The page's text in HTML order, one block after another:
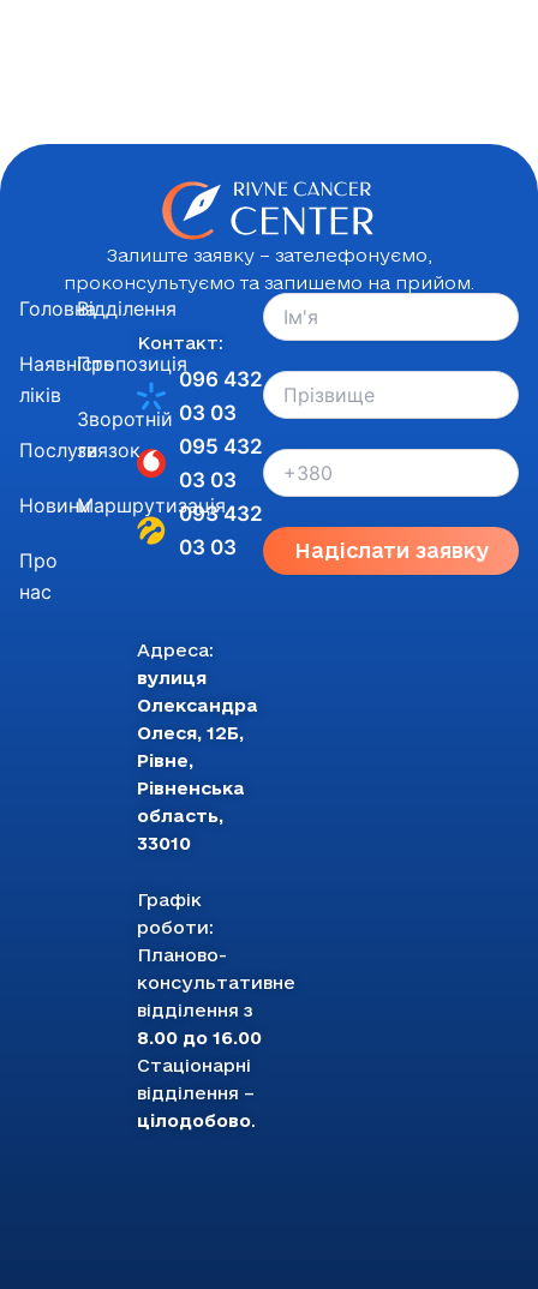
Залиште заявку – зателефонуємо,
проконсультуємо та запишемо на прийом.
Адреса:
вулиця
Олександра
Олеся, 12Б,
Рівне,
Рівненська
область,
33010
Графік
роботи:
Планово-
консультативне
відділення з
8.00 до 16.00
Стаціонарні
відділення –
цілодобово.
Контакт:
096 432
03 03
095 432
03 03
093 432
03 03
Головна
Наявність
ліків
Послуги
Новини
Про
нас
Відділення
Пропозиція
Зворотній
звязок
Маршрутизація
Надіслати заявку